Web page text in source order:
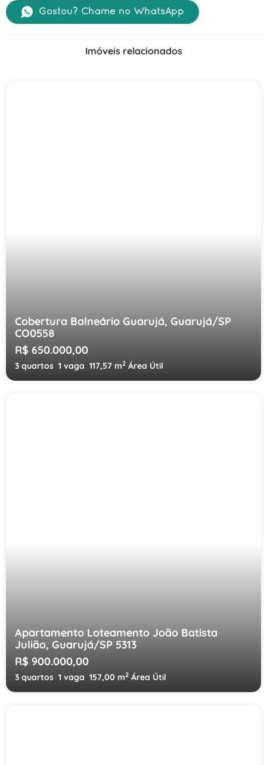
Gostou? Chame no WhatsApp
Imóveis relacionados
Cobertura Balneário Guarujá, Guarujá/SP
CO0558
R$ 650.000,00
3 quartos 1 vaga 117,57 m2 Área Útil
Apartamento Loteamento João Batista
Julião, Guarujá/SP 5313
R$ 900.000,00
3 quartos 1 vaga 157,00 m2 Área Útil